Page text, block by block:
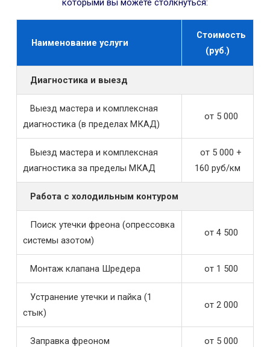
которыми вы можете столкнуться:
Наименование услуги
Стоимость
(руб.)
Диагностика и выезд
Выезд мастера и комплексная
диагностика (в пределах МКАД)
от 5 000
Выезд мастера и комплексная
диагностика за пределы МКАД
от 5 000 +
160 руб/км
Работа с холодильным контуром
Поиск утечки фреона (опрессовка
системы азотом)
от 4 500
Монтаж клапана Шредера от 1 500
Устранение утечки и пайка (1
стык)
от 2 000
Заправка фреоном от 5 000